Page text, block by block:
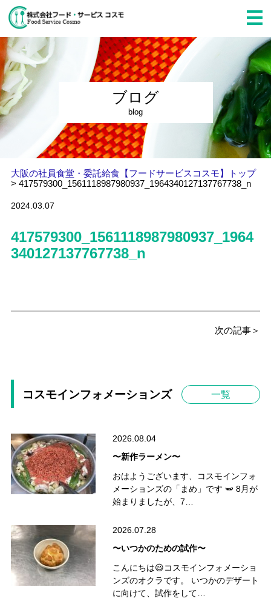
ブログ
blog
大阪の社員食堂・委託給食【フードサービスコスモ】トップ
> 417579300_1561118987980937_1964340127137767738_n
2024.03.07
417579300_1561118987980937_1964
340127137767738_n
次の記事＞
コスモインフォメーションズ 一覧
2026.08.04
〜新作ラーメン〜
おはようございます、コスモインフォ
メーションズの「まめ」です 🫛 8月が
始まりましたが、7…
2026.07.28
〜いつかのための試作〜
こんにちは😃コスモインフォメーショ
ンズのオクラです。 いつかのデザート
に向けて、試作をして…